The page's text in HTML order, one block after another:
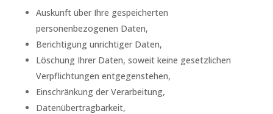
Auskunft über Ihre gespeicherten
personenbezogenen Daten,
Berichtigung unrichtiger Daten,
Löschung Ihrer Daten, soweit keine gesetzlichen
Verpflichtungen entgegenstehen,
Einschränkung der Verarbeitung,
Datenübertragbarkeit,